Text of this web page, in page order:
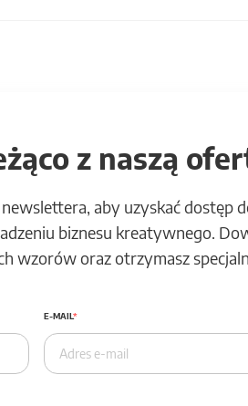
z naszą
newslettera, aby uzyskać dostęp
biznesu kreatywnego.
wzorów oraz otrzymasz
E-MAIL